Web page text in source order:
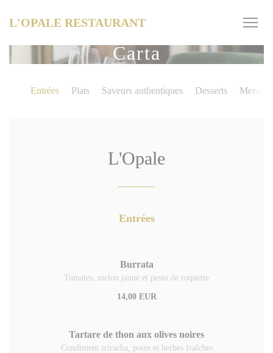
L'OPALE RESTAURANT
Carta
Entrées Plats Saveurs authentiques Desserts Menu
L'Opale
Entrées
Burrata
Tomates, melon jaune et pesto de roquette
14,00 EUR
Tartare de thon aux olives noires
Condiment sriracha, poire et herbes fraîches